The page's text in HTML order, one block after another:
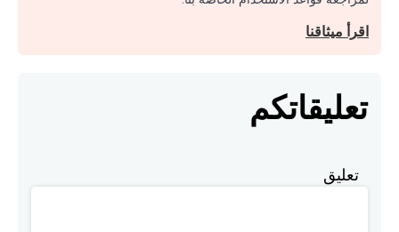
اقرأ ميثاقنا
تعليقاتكم
تعليق